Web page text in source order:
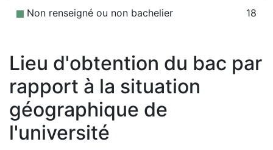
Non renseigné ou non bachelier 18
Lieu d'obtention du bac par
rapport à la situation
géographique de
l'université